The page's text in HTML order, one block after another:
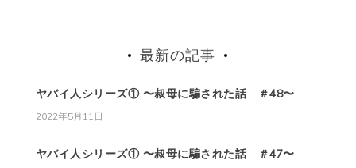
最新の記事
ヤバイ人シリーズ① 〜叔母に騙された話 ＃48〜
2022年5月11日
ヤバイ人シリーズ① 〜叔母に騙された話 ＃47〜